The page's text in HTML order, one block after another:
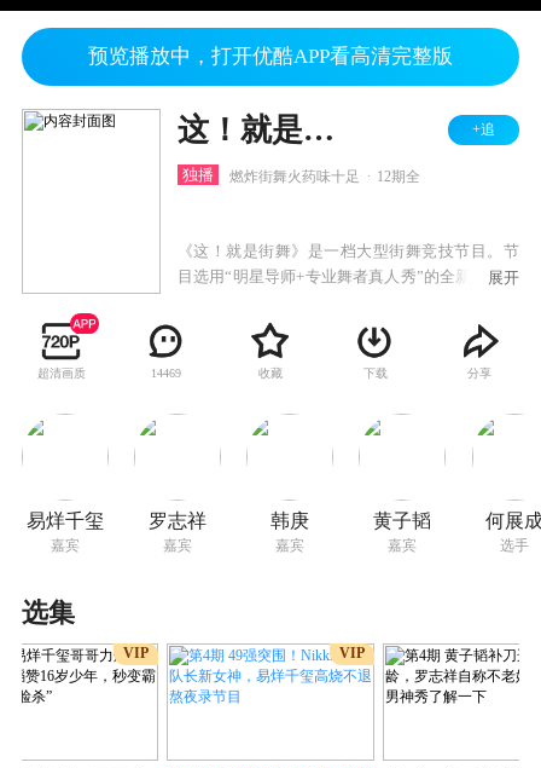
预览播放中，打开优酷APP看高清完整版
这！就是街舞 第一季 +追
独播 燃炸街舞火药味十足 12期全
《这！就是街舞》是一档大型街舞竞技节目。节
目选用“明星导师+专业舞者真人秀”的全新赛制颠
秀街舞舞者，设置“舞者近身斗舞”、“世界街舞大
师及国内明星带队PK”、“国际街舞大师为参赛者
定制个人街舞秀”等环节，再辅以专业的舞台灯光
重新定义年轻人的文化。
展开
超清画质 14469 收藏 下载 分享
易烊千玺
嘉宾
罗志祥
嘉宾
韩庚
嘉宾
黄子韬
嘉宾
何展
选手
选集
VIP VIP